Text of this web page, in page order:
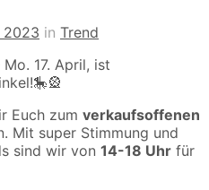
2023 in Trend
17. April, ist
Euch zum verkaufsoffenen
Mit super Stimmung und
sind wir von 14-18 Uhr für